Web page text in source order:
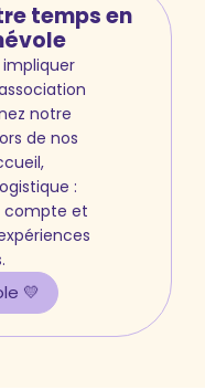
temps en
impliquer
notre
de nos
:
compte et
💛